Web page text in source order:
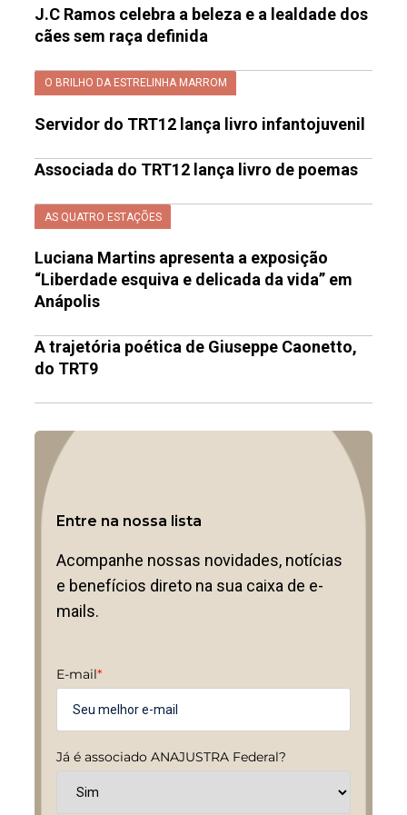
J.C Ramos celebra a beleza e a lealdade dos
cães sem raça definida
O BRILHO DA ESTRELINHA MARROM
Servidor do TRT12 lança livro infantojuvenil
Associada do TRT12 lança livro de poemas
AS QUATRO ESTAÇÕES
Luciana Martins apresenta a exposição
“Liberdade esquiva e delicada da vida” em
Anápolis
A trajetória poética de Giuseppe Caonetto,
do TRT9
Entre na nossa lista
Acompanhe nossas novidades, notícias
e benefícios direto na sua caixa de e-
mails.
E-mail*
Já é associado ANAJUSTRA Federal?